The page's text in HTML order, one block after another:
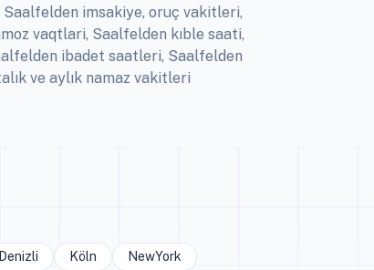
imsakiye, oruç vakitleri,
vaqtlari, Saalfelden kıble saati,
ibadet saatleri, Saalfelden
ve aylık namaz vakitleri
Denizli Köln NewYork